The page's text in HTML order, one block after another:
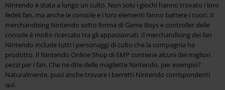
Nintendo è stata a lungo un culto. Non solo i giochi hanno trovato i loro
fedeli fan, ma anche le console e i loro elementi fanno battere i cuori. Il
merchandising Nintendo sotto forma di Game Boys e controller delle
console è molto ricercato tra gli appassionati. Il merchandising dei fan
Nintendo include tutti i personaggi di culto che la compagnia ha
prodotto. Il Nintendo Online Shop di EMP contiene alcuni dei migliori
pezzi per i fan. Che ne dite delle magliette Nintendo, per esempio?
Naturalmente, puoi anche trovare i berretti Nintendo corrispondenti
qui.